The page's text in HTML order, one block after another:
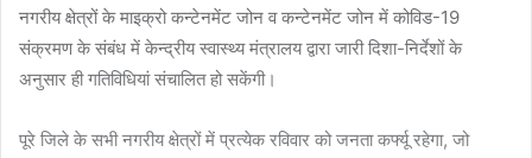
नगरीय क्षेत्रों के माइक्रो कन्टेनमेंट जोन व कन्टेनमेंट जोन में कोविड-19
संक्रमण के संबंध में केन्द्रीय स्वास्थ्य मंत्रालय द्वारा जारी दिशा-निर्देशों के
अनुसार ही गतिविधियां संचालित हो सकेंगी।
पूरे जिले के सभी नगरीय क्षेत्रों में प्रत्येक रविवार को जनता कर्फ्यू रहेगा, जो